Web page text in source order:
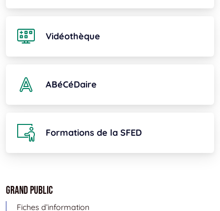
Vidéothèque
ABéCéDaire
Formations de la SFED
Grand public
Fiches d’information